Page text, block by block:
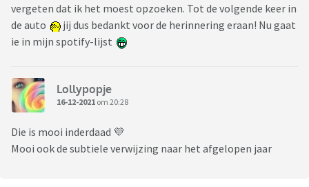
vergeten dat ik het moest opzoeken. Tot de volgende keer in
de auto
jij dus bedankt voor de herinnering eraan! Nu gaat
ie in mijn spotify-lijst
Lollypopje
16-12-2021 om 20:28
Die is mooi inderdaad 💜
Mooi ook de subtiele verwijzing naar het afgelopen jaar